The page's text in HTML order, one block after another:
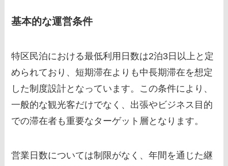
基本的な運営条件
特区民泊における最低利用日数は2泊3日以上と定
められており、短期滞在よりも中長期滞在を想定
した制度設計となっています。この条件により、
一般的な観光客だけでなく、出張やビジネス目的
での滞在者も重要なターゲット層となります。
営業日数については制限がなく、年間を通じた継